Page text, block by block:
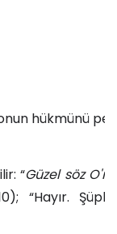
hükmünü
“Güzel söz
“Hayır.